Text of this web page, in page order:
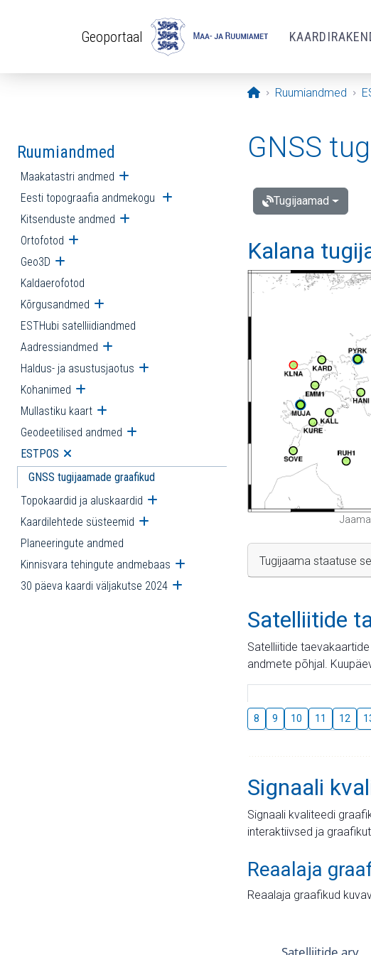
Geoportaal
Avaleht
Ruumiandmed
Ruumiandmed
Maakatastri andmed Ava alammenüü
Eesti topograafia andmekogu Ava alammenüü
Kitsenduste andmed Ava alammenüü
Ortofotod Ava alammenüü
Geo3D Ava alammenüü
Kaldaerofotod
Kõrgusandmed Ava alammenüü
ESTHubi satelliidiandmed
Aadressiandmed Ava alammenüü
Haldus- ja asustusjaotus Ava alammenüü
Kohanimed Ava alammenüü
Mullastiku kaart Ava alammenüü
Geodeetilised andmed Ava alammenüü
ESTPOS Ava alammenüü
GNSS tugijaamade graafikud
Topokaardid ja aluskaardid Ava alammenüü
Kaardilehtede süsteemid Ava alammenüü
Planeeringute andmed
Kinnisvara tehingute andmebaas Ava alammenüü
30 päeva kaardi väljakutse 2024 Ava alammenüü
GNSS
Tugijaamad
Kalana
Tugijaama staatuse
Satelliitide
Satelliitide
andmete põhjal.
8 9 10 11 12
Signaali
Signaali kvaliteedi
interaktiivsed ja
Reaalaja
Reaalaja graafikud